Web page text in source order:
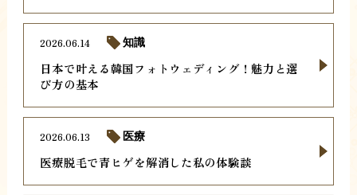
日本で叶える韓国フォトウェディング！魅力と選
び方の基本
2026.06.14 知識
医療脱毛で青ヒゲを解消した私の体験談
2026.06.13 医療